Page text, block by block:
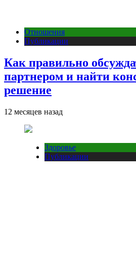
Отношения
Публикации
Как правильно
партнером и найти
решение
12 месяцев назад
Здоровье
Публикации